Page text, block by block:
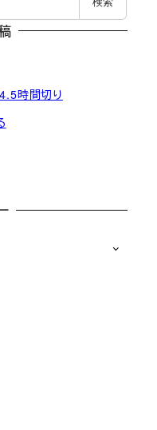
時間切り